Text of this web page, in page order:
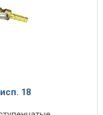
18